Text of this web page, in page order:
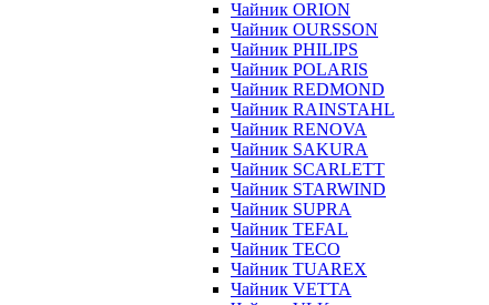
Чайник ORION
Чайник OURSSON
Чайник PHILIPS
Чайник POLARIS
Чайник REDMOND
Чайник RAINSTAHL
Чайник RENOVA
Чайник SAKURA
Чайник SCARLETT
Чайник STARWIND
Чайник SUPRA
Чайник TEFAL
Чайник TECO
Чайник TUAREX
Чайник VETTA